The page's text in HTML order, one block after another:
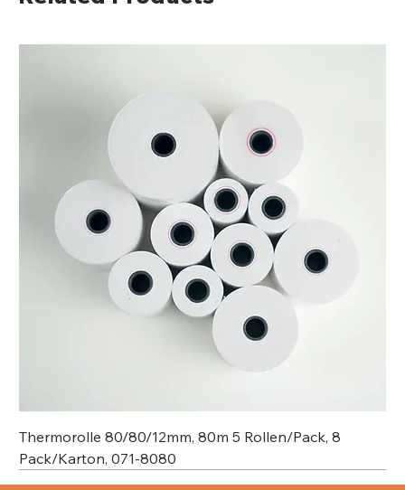
Thermorolle 80/80/12mm, 80m 5 Rollen/Pack, 8
Pack/Karton, 071-8080